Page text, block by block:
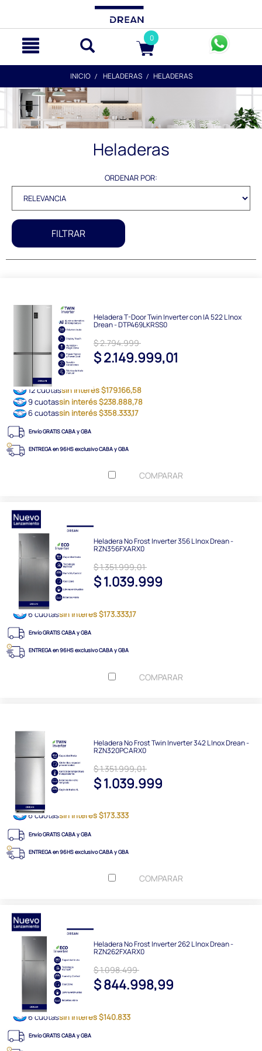
0
INICIO HELADERAS HELADERAS
Heladeras
ORDENAR POR:
FILTRAR
Heladera T-Door Twin Inverter con IA 522 L Inox
Drean - DTP469LKRSS0
$ 2.794.999
$ 2.149.999,01
12 cuotassin interés $179.166,58
9 cuotassin interés $238.888,78
6 cuotassin interés $358.333,17
Envío GRATIS CABA y GBA
ENTREGA en 96HS exclusivo CABA y GBA
COMPARAR
Heladera No Frost Inverter 356 L Inox Drean -
RZN356FXARX0
$ 1.351.999,01
$ 1.039.999
6 cuotassin interés $173.333,17
Envío GRATIS CABA y GBA
ENTREGA en 96HS exclusivo CABA y GBA
COMPARAR
Heladera No Frost Twin Inverter 342 L Inox Drean -
RZN320PCARX0
$ 1.351.999,01
$ 1.039.999
6 cuotassin interés $173.333
Envío GRATIS CABA y GBA
ENTREGA en 96HS exclusivo CABA y GBA
COMPARAR
Heladera No Frost Inverter 262 L Inox Drean -
RZN262FXARX0
$ 1.098.499
$ 844.998,99
6 cuotassin interés $140.833
Envío GRATIS CABA y GBA